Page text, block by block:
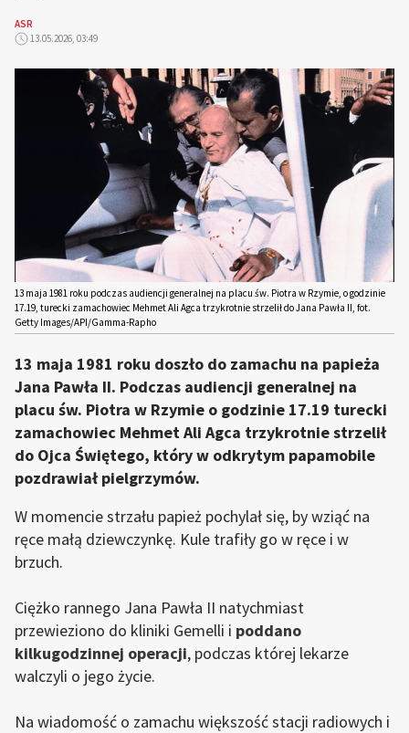
ASR
13.05.2026, 03:49
13 maja 1981 roku podczas audiencji generalnej na placu św. Piotra w Rzymie, o godzinie
17.19, turecki zamachowiec Mehmet Ali Agca trzykrotnie strzelił do Jana Pawła II, fot.
Getty Images/API/Gamma-Rapho
13 maja 1981 roku doszło do zamachu na papieża
Jana Pawła II. Podczas audiencji generalnej na
placu św. Piotra w Rzymie o godzinie 17.19 turecki
zamachowiec Mehmet Ali Agca trzykrotnie strzelił
do Ojca Świętego, który w odkrytym papamobile
pozdrawiał pielgrzymów.
W momencie strzału papież pochylał się, by wziąć na
ręce małą dziewczynkę. Kule trafiły go w ręce i w
brzuch.
Ciężko rannego Jana Pawła II natychmiast
przewieziono do kliniki Gemelli i poddano
kilkugodzinnej operacji, podczas której lekarze
walczyli o jego życie.
Na wiadomość o zamachu większość stacji radiowych i